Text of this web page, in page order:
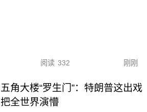
阅读 332 刚刚
五角大楼“罗生门”：特朗普这出戏
把全世界演懵